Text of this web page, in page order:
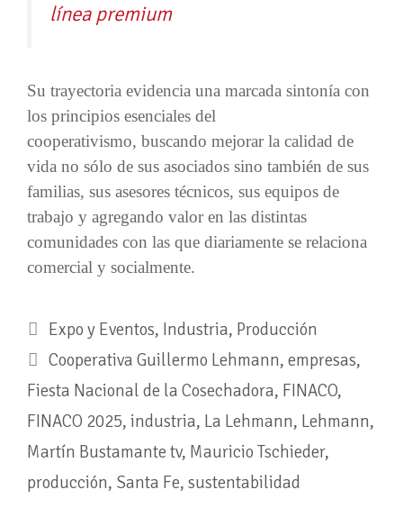
línea premium
Su trayectoria evidencia una marcada sintonía con
los principios esenciales del
cooperativismo, buscando mejorar la calidad de
vida no sólo de sus asociados sino también de sus
familias, sus asesores técnicos, sus equipos de
trabajo y agregando valor en las distintas
comunidades con las que diariamente se relaciona
comercial y socialmente.
Expo y Eventos, Industria, Producción
Cooperativa Guillermo Lehmann,empresas,
Fiesta Nacional de la Cosechadora, FINACO,
FINACO 2025, industria, La Lehmann, Lehmann,
Martín Bustamante tv, Mauricio Tschieder,
producción, Santa Fe, sustentabilidad